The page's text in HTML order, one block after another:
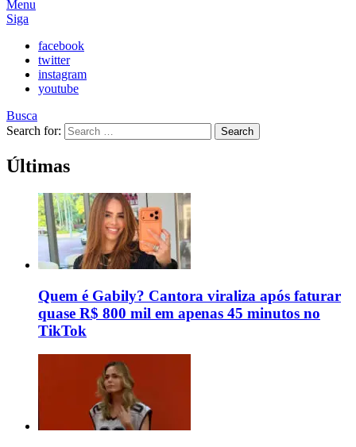
Menu
Siga
facebook
twitter
instagram
youtube
Busca
Search for:
Search
Últimas
Quem é Gabily? Cantora viraliza após faturar
quase R$ 800 mil em apenas 45 minutos no
TikTok